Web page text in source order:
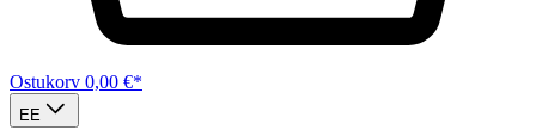
Ostukorv 0,00 €*
EE